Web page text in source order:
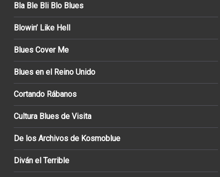
Bla Ble Bli Blo Blues
Blowin’ Like Hell
Blues Cover Me
Blues en el Reino Unido
Cortando Rábanos
Cultura Blues de Visita
De los Archivos de Kosmoblue
Diván el Terrible